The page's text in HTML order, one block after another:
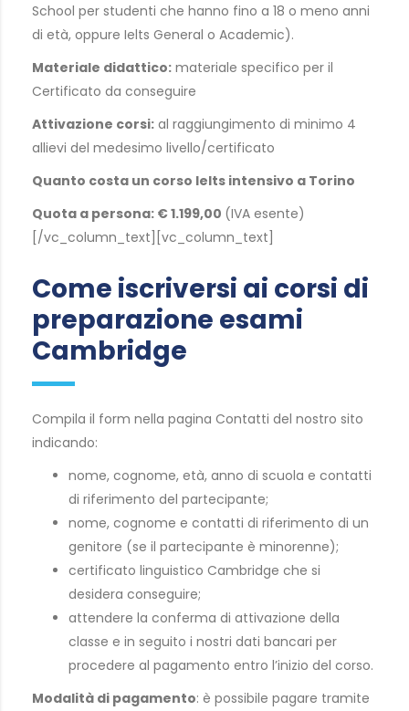
School per studenti che hanno fino a 18 o meno anni
di età, oppure Ielts General o Academic).
Materiale didattico: materiale specifico per il
Certificato da conseguire
Attivazione corsi: al raggiungimento di minimo 4
allievi del medesimo livello/certificato
Quanto costa un corso Ielts intensivo a Torino
Quota a persona: € 1.199,00 (IVA esente)
[/vc_column_text][vc_column_text]
Come iscriversi ai corsi di
preparazione esami
Cambridge
Compila il form nella pagina Contatti del nostro sito
indicando:
nome, cognome, età, anno di scuola e contatti
di riferimento del partecipante;
nome, cognome e contatti di riferimento di un
genitore (se il partecipante è minorenne);
certificato linguistico Cambridge che si
desidera conseguire;
attendere la conferma di attivazione della
classe e in seguito i nostri dati bancari per
procedere al pagamento entro l’inizio del corso.
Modalità di pagamento: è possibile pagare tramite